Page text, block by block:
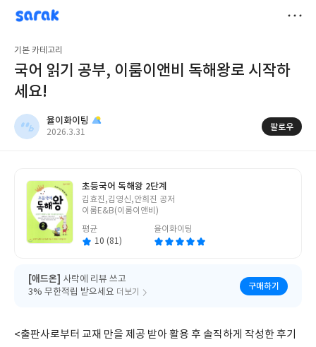
sarak
율이화이팅
기본 카테고리
국어 읽기 공부, 이룸이앤비 독해왕로 시작하
세요!
율이화이팅
작
2026.3.31
팔로우
초등국어 독해왕 2단계
글
쓴
김효진,김영신,안희진 공저
이룸E&B(이룸이앤비)
평균
10 (81)
율이화이팅
[애드온] 사락에 리뷰 쓰고
3% 무한적립 받으세요 더보기
구매하기
<출판사로부터 교재 만을 제공 받아 활용 후 솔직하게 작성한 후기